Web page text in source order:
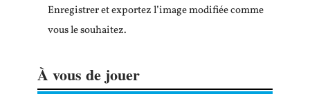
Enregistrer et exportez l’image modifiée comme
vous le souhaitez.
À vous de jouer